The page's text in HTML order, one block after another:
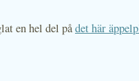
en hel del pådet här